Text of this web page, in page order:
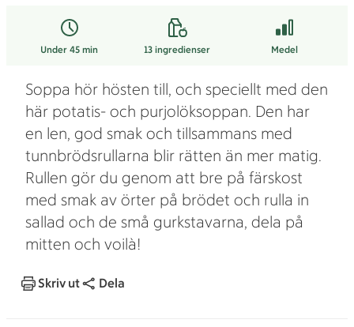
Under 45 min 13 ingredienser Medel
Soppa hör hösten till, och speciellt med den
här potatis- och purjolöksoppan. Den har
en len, god smak och tillsammans med
tunnbrödsrullarna blir rätten än mer matig.
Rullen gör du genom att bre på färskost
med smak av örter på brödet och rulla in
sallad och de små gurkstavarna, dela på
mitten och voilà!
Skriv ut Dela